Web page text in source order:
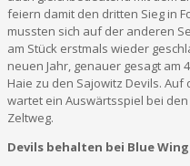
feiern damit den dritten Sieg in
mussten sich auf der anderen
am Stück erstmals wieder
neuen Jahr, genauer gesagt am
Haie zu den Sajowitz Devils. Auf
wartet ein Auswärtsspiel bei
Zeltweg.
Devils behalten bei Blue